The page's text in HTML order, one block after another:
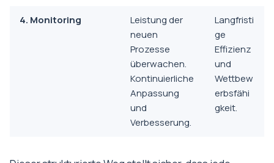
4. Monitoring
Leistung der
neuen
Prozesse
überwachen.
Kontinuierliche
Anpassung
und
Verbesserung.
Langfristi
ge
Effizienz
und
Wettbew
erbsfähi
gkeit.